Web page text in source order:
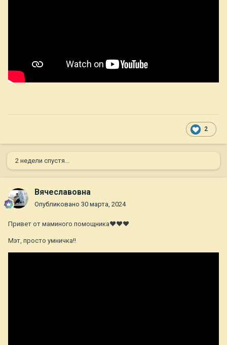
2
2 недели спустя...
Вячеславовна
Опубликовано 30 марта, 2024
Привет от маминого помощника❤❤❤
Мэт, просто умничка!!